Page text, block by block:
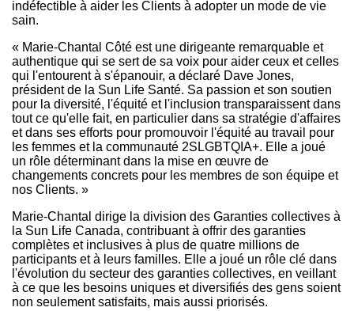
indéfectible à aider les Clients à adopter un mode de vie
sain.
« Marie-Chantal Côté est une dirigeante remarquable et
authentique qui se sert de sa voix pour aider ceux et celles
qui l'entourent à s'épanouir, a déclaré Dave Jones,
président de la Sun Life Santé. Sa passion et son soutien
pour la diversité, l'équité et l'inclusion transparaissent dans
tout ce qu'elle fait, en particulier dans sa stratégie d'affaires
et dans ses efforts pour promouvoir l'équité au travail pour
les femmes et la communauté 2SLGBTQIA+. Elle a joué
un rôle déterminant dans la mise en œuvre de
changements concrets pour les membres de son équipe et
nos Clients. »
Marie-Chantal dirige la division des Garanties collectives à
la Sun Life Canada, contribuant à offrir des garanties
complètes et inclusives à plus de quatre millions de
participants et à leurs familles. Elle a joué un rôle clé dans
l'évolution du secteur des garanties collectives, en veillant
à ce que les besoins uniques et diversifiés des gens soient
non seulement satisfaits, mais aussi priorisés.